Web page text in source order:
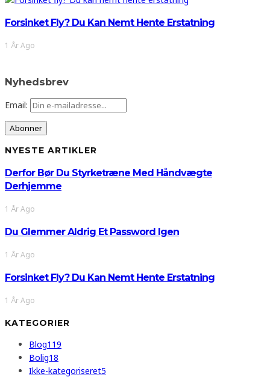
Forsinket Fly? Du Kan Nemt Hente Erstatning
1 År Ago
Nyhedsbrev
Email:
NYESTE ARTIKLER
Derfor Bør Du Styrketræne Med Håndvægte
Derhjemme
1 År Ago
Du Glemmer Aldrig Et Password Igen
1 År Ago
Forsinket Fly? Du Kan Nemt Hente Erstatning
1 År Ago
KATEGORIER
Blog119
Bolig18
Ikke-kategoriseret5